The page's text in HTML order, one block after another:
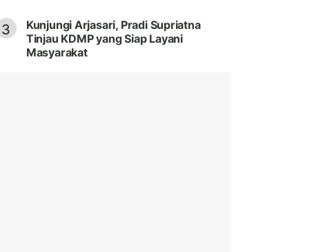
3
Kunjungi Arjasari, Pradi Supriatna
Tinjau KDMP yang Siap Layani
Masyarakat